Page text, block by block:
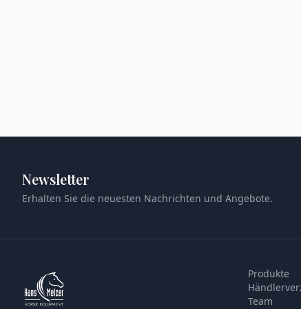
Newsletter
Erhalten Sie die neuesten Nachrichten und Angebote.
Produkte
Team